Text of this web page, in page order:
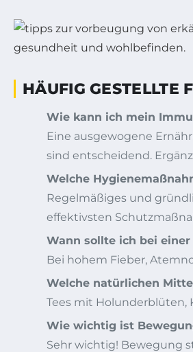
HÄUFIG GESTELLTE
Wie kann ich mein
Eine ausgewogene
sind entscheidend.
Welche
Regelmäßiges und
effektivsten
Wann sollte ich bei
Bei hohem Fieber,
Welche natürlichen
Tees mit Holunderblüten,
Wie wichtig ist
Sehr wichtig! Bewegung